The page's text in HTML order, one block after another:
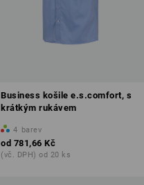
Business košile e.s.comfort, s
krátkým rukávem
4 barev
od 781,66 Kč
(vč. DPH) od 20 ks